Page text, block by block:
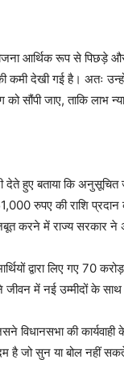
आर्थिक रूप से पिछड़े और
कमी देखी गई है। अतः
को सौंपी जाए, ताकि लाभ
हुए बताया कि अनुसूचित
रुपए की राशि
करने में राज्य सरकार ने
द्वारा लिए गए
जीवन में नई उम्मीदों के
विधानसभा की
है जो सुन या बोल नहीं